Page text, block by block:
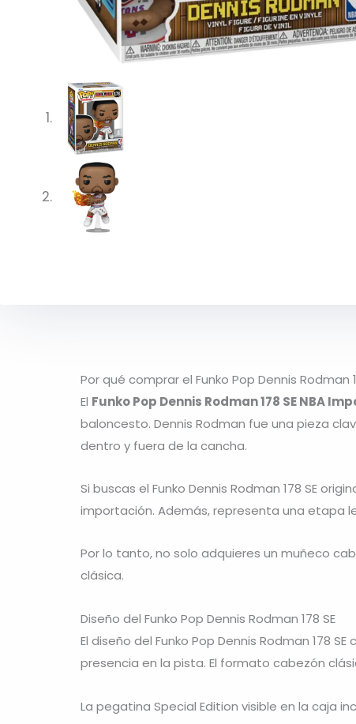
Por qué comprar el Funko Pop Dennis Rodman
El Funko Pop Dennis Rodman 178 SE NBA
baloncesto. Dennis Rodman fue una pieza
dentro y fuera de la cancha.
Si buscas el Funko Dennis Rodman 178 SE
importación. Además, representa una etapa
Por lo tanto, no solo adquieres un muñeco
clásica.
Diseño del Funko Pop Dennis Rodman 178 SE
El diseño del Funko Pop Dennis Rodman 178
presencia en la pista. El formato cabezón
La pegatina Special Edition visible en la caja